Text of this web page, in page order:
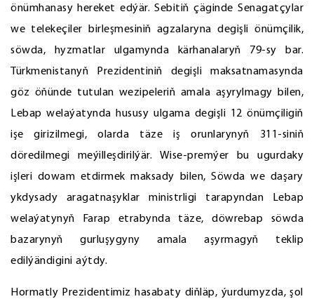
önümhanasy hereket edýär. Sebitiň çäginde Senagatçylar
we telekeçiler birleşmesiniň agzalaryna degişli önümçilik,
söwda, hyzmatlar ulgamynda kärhanalaryň 79-sy bar.
Türkmenistanyň Prezidentiniň degişli maksatnamasynda
göz öňünde tutulan wezipeleriň amala aşyrylmagy bilen,
Lebap welaýatynda hususy ulgama degişli 12 önümçiligiň
işe girizilmegi, olarda täze iş orunlarynyň 311-siniň
döredilmegi meýilleşdirilýär. Wise-premýer bu ugurdaky
işleri dowam etdirmek maksady bilen, Söwda we daşary
ykdysady aragatnaşyklar ministrligi tarapyndan Lebap
welaýatynyň Farap etrabynda täze, döwrebap söwda
bazarynyň gurluşygyny amala aşyrmagyň teklip
edilýändigini aýtdy.
Hormatly Prezidentimiz hasabaty diňläp, ýurdumyzda, şol